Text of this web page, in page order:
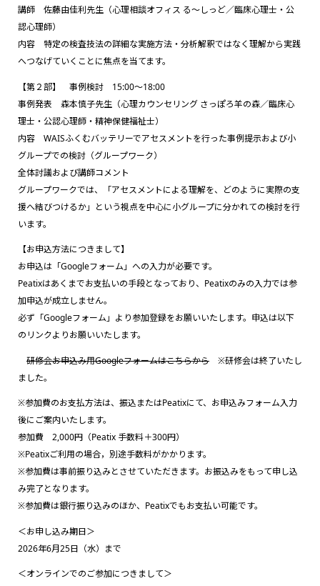
講師 佐藤由佳利先生（心理相談オフィス る～しっど／臨床心理士・公
認心理師）
内容 特定の検査技法の詳細な実施方法・分析解釈ではなく理解から実践
へつなげていくことに焦点を当てます。
【第２部】 事例検討 15:00～18:00
事例発表 森本慎子先生（心理カウンセリング さっぽろ羊の森／臨床心
理士・公認心理師・精神保健福祉士）
内容 WAISふくむバッテリーでアセスメントを行った事例提示および小
グループでの検討（グループワーク）
全体討議および講師コメント
グループワークでは、「アセスメントによる理解を、どのように実際の支
援へ結びつけるか」という視点を中心に小グループに分かれての検討を行
います。
【お申込方法につきまして】
お申込は「Googleフォーム」への入力が必要です。
Peatixはあくまでお支払いの手段となっており、Peatixのみの入力では参
加申込が成立しません。
必ず「Googleフォーム」より参加登録をお願いいたします。申込は以下
のリンクよりお願いいたします。
研修会お申込み用Googleフォームはこちらから ※研修会は終了いたし
ました。
※参加費のお支払方法は、振込またはPeatixにて、お申込みフォーム入力
後にご案内いたします。
参加費 2,000円（Peatix 手数料＋300円）
※Peatixご利用の場合，別途手数料がかかります。
※参加費は事前振り込みとさせていただきます。お振込みをもって申し込
み完了となります。
※参加費は銀行振り込みのほか、Peatixでもお支払い可能です。
＜お申し込み期日＞
2026年6月25日（水）まで
＜オンラインでのご参加につきまして＞